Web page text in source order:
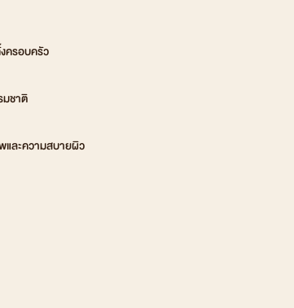
ครอบครัว
ชาติ
และความสบายผิว